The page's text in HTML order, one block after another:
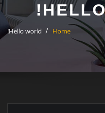
Home
Hello world!